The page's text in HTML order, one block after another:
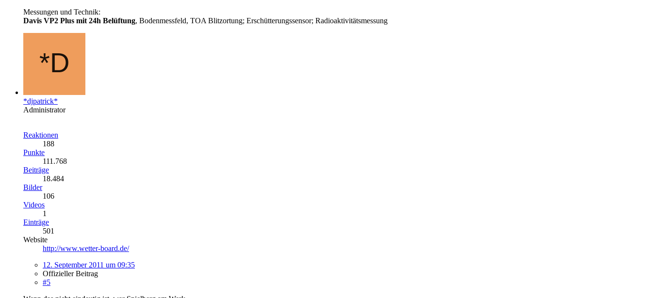
Messungen und Technik:
Davis VP2 Plus mit 24h Belüftung, Bodenmessfeld, TOA Blitzortung; Erschütterungssensor; Radioaktivitätsmessung
*djpatrick*
Administrator
Reaktionen
188
Punkte
111.768
Beiträge
18.484
Bilder
106
Videos
1
Einträge
501
Website
http://www.wetter-board.de/
12. September 2011 um 09:35
Offizieller Beitrag
#5